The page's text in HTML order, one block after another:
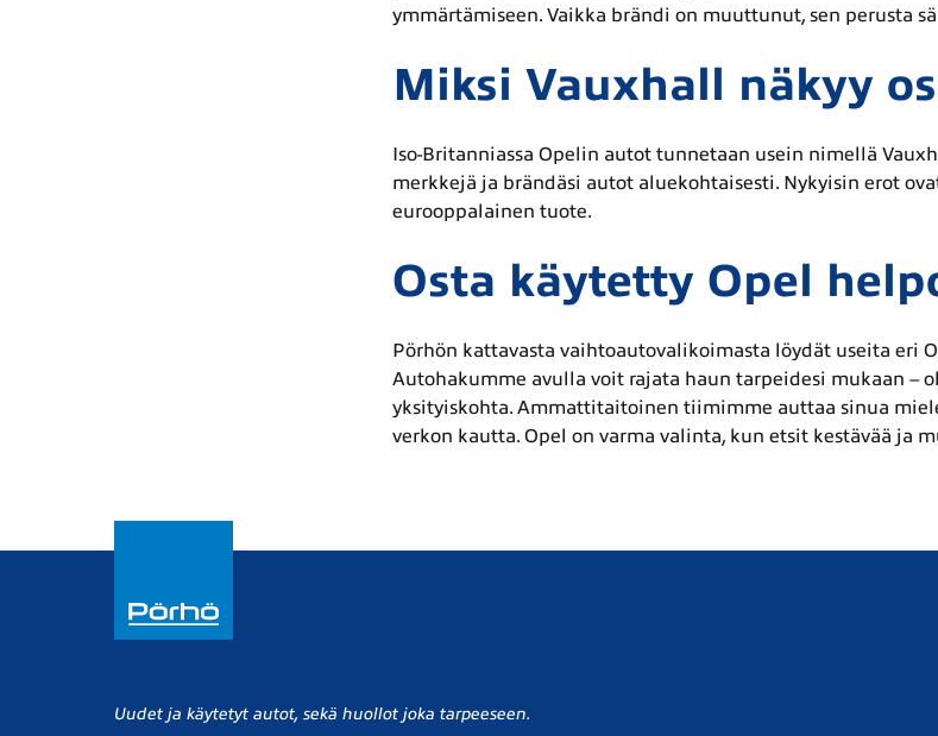
ymmärtämiseen. Vaikka brändi on muuttunut, sen perusta
Miksi Vauxhall näkyy
Iso-Britanniassa Opelin autot tunnetaan usein nimellä
merkkejä ja brändäsi autot aluekohtaisesti. Nykyisin erot
eurooppalainen tuote.
Osta käytetty Opel
Pörhön kattavasta vaihtoautovalikoimasta löydät useita eri
Autohakumme avulla voit rajata haun tarpeidesi mukaan –
yksityiskohta. Ammattitaitoinen tiimimme auttaa sinua
verkon kautta. Opel on varma valinta, kun etsit kestävää ja
Uudet ja käytetyt autot, sekä huollot joka tarpeeseen.